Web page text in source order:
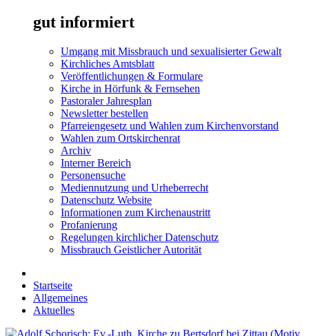
gut informiert
Umgang mit Missbrauch und sexualisierter Gewalt
Kirchliches Amtsblatt
Veröffentlichungen & Formulare
Kirche in Hörfunk & Fernsehen
Pastoraler Jahresplan
Newsletter bestellen
Pfarreiengesetz und Wahlen zum Kirchenvorstand
Wahlen zum Ortskirchenrat
Archiv
Interner Bereich
Personensuche
Mediennutzung und Urheberrecht
Datenschutz Website
Informationen zum Kirchenaustritt
Profanierung
Regelungen kirchlicher Datenschutz
Missbrauch Geistlicher Autorität
Startseite
Allgemeines
Aktuelles